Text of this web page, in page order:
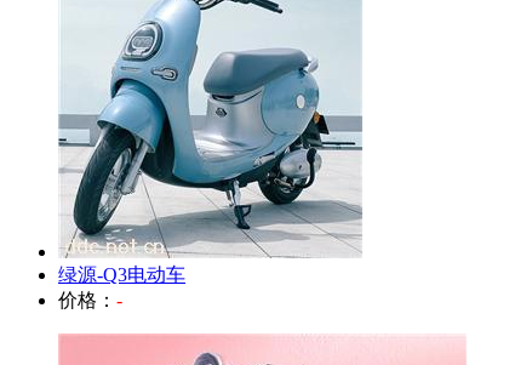
绿源-Q3电动车
价格： -